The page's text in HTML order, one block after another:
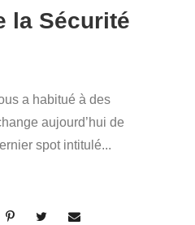
la Sécurité
a habitué à des
aujourd’hui de
spot intitulé...